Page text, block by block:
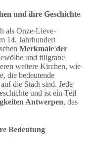
und ihre Geschichte
als Onze-Lieve-
14. Jahrhundert
Merkmale der
und filigrane
weitere Kirchen, wie
die bedeutende
die Stadt sind. Jede
und ist ein Teil
Antwerpen, das
Bedeutung